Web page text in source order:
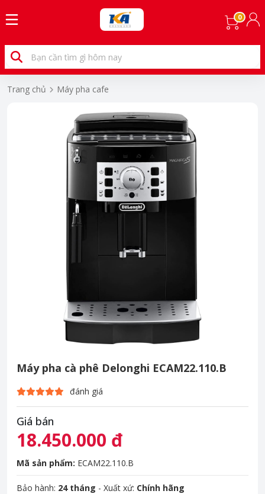
0
Trang chủ Máy pha cafe
Máy pha cà phê Delonghi ECAM22.110.B
đánh giá
Giá bán
18.450.000 đ
Mã sản phẩm: ECAM22.110.B
Bảo hành: 24 tháng - Xuất xứ: Chính hãng